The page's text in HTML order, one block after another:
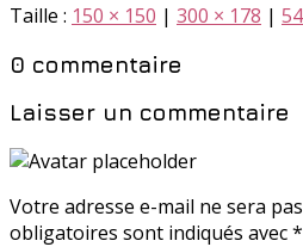
Taille : 150 × 150 | 300 × 178 |
0 commentaire
Laisser un commentaire
Votre adresse e-mail ne sera
obligatoires sont indiqués avec*